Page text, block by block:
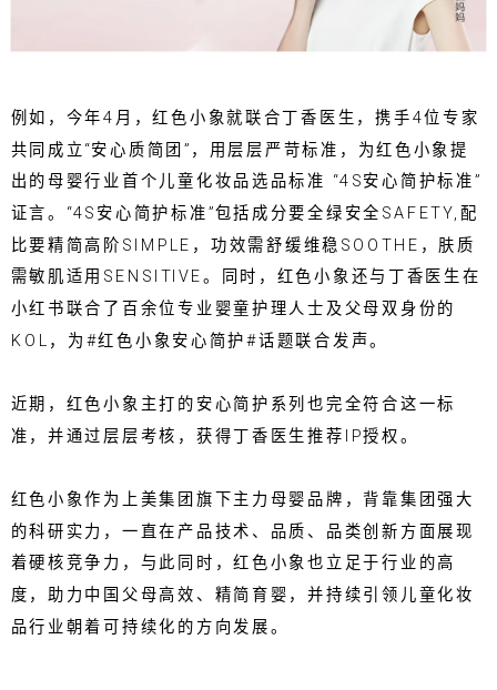
例如，今年4月，红色小象就联合丁香医生，携手4位专家
共同成立“安心质简团”，用层层严苛标准，为红色小象提
出的母婴行业首个儿童化妆品选品标准 “4S安心简护标准”
证言。“4S安心简护标准”包括成分要全绿安全SAFETY,配
比要精简高阶SIMPLE，功效需舒缓维稳SOOTHE，肤质
需敏肌适用SENSITIVE。同时，红色小象还与丁香医生在
小红书联合了百余位专业婴童护理人士及父母双身份的
KOL，为#红色小象安心简护#话题联合发声。
近期，红色小象主打的安心简护系列也完全符合这一标
准，并通过层层考核，获得丁香医生推荐IP授权。
红色小象作为上美集团旗下主力母婴品牌，背靠集团强大
的科研实力，一直在产品技术、品质、品类创新方面展现
着硬核竞争力，与此同时，红色小象也立足于行业的高
度，助力中国父母高效、精简育婴，并持续引领儿童化妆
品行业朝着可持续化的方向发展。